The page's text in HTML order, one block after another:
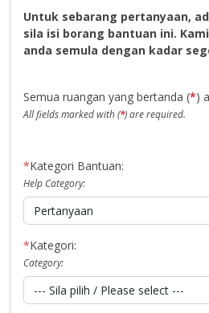
Untuk sebarang pertanyaan,
sila isi borang bantuan ini.
anda semula dengan kadar
Semua ruangan yang bertanda (*)
All fields marked with (*) are required.
*Kategori Bantuan:
Help Category:
*Kategori:
Category: